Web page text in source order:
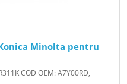
Minolta pentru
COD OEM: A7Y00RD,